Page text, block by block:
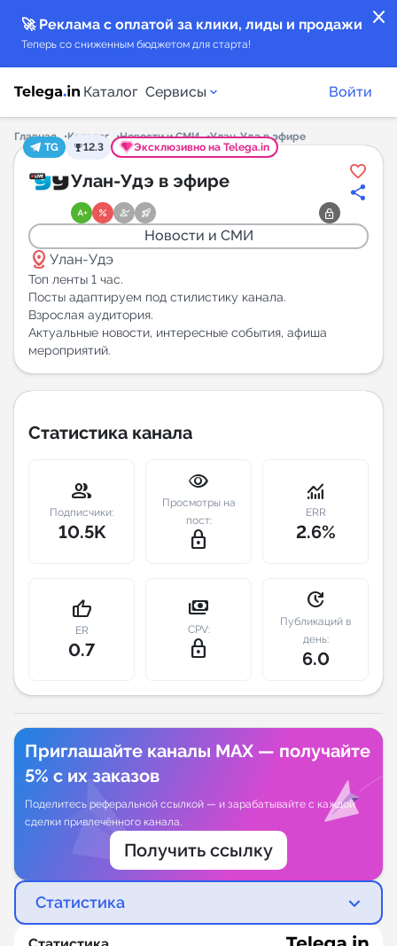
close
🚀 Реклама с оплатой за клики, лиды и продажи
Теперь со сниженным бюджетом для старта!
Каталог Сервисы
Каталог ботов
Горящие предложения
Индекс читаемости каналов в Telegram
New
Индивидуальное сопровождение
Аналитика Telegram
Войти
Главная Каталог Новости и СМИ
Улан-Удэ в эфире
TG
12.3 Эксклюзивно на Telega.in
Улан-Удэ в эфире
Новости и СМИ
distance Улан-Удэ
Топ ленты 1 час.
Посты адаптируем под стилистику канала.
Взрослая аудитория.
Актуальные новости, интересные события, афиша
мероприятий.
Статистика канала
group
Подписчики:
10.5K
visibility
Просмотры на
пост:
lock_outline
monitoring
ERR
2.6%
thumb_up
ER
0.7
payments
CPV:
lock_outline
update
Публикаций в
день:
6.0
Приглашайте каналы MAX — получайте
5% с их заказов
Поделитесь реферальной ссылкой — и зарабатывайте с каждой
сделки привлечённого канала.
Получить ссылку
Статистика